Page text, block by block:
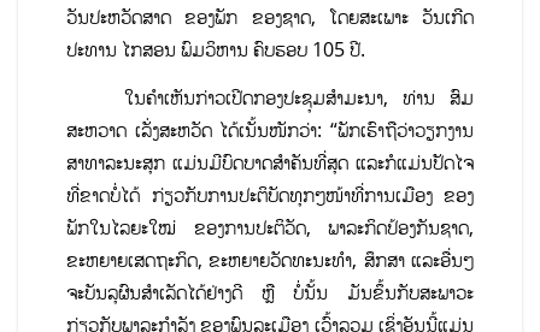
ວັນປະຫວັດສາດ ຂອງພັກ ຂອງຊາດ, ໂດຍສະເພາະ ວັນເກີດ
ປະທານ ໄກສອນ ພົມວິຫານ ຄົບຮອບ 105 ປີ.
ໃນຄຳເຫັນກ່າວເປີດກອງປະຊຸມສຳມະນາ, ທ່ານ ສົມ
ສະຫວາດ ເລັ່ງສະຫວັດ ໄດ້ເນັ້ນໜັກວ່າ: “ພັກເຮົາຖືວ່າວຽກງານ
ສາທາລະນະສຸກ ແມ່ນມີບົດບາດສໍາຄັນທີ່ສຸດ ແລະກໍແມ່ນປັດໄຈ
ທີ່ຂາດບໍ່ໄດ້ ກ່ຽວກັບການປະຕິບັດທຸກໆໜ້າທີ່ການເມືອງ ຂອງ
ພັກໃນໄລຍະໃໝ່ ຂອງການປະຕິວັດ, ພາລະກິດປ້ອງກັນຊາດ,
ຂະຫຍາຍເສດຖະກິດ, ຂະຫຍາຍວັດທະນະທໍາ, ສຶກສາ ແລະອື່ນໆ
ຈະບັນລຸຜົນສໍາເລັດໄດ້ຢ່າງດີ ຫຼື ບໍ່ນັ້ນ ມັນຂຶ້ນກັບສະພາວະ
ກ່ຽວກັບພາລະກຳລັງ ຂອງພົນລະເມືອງ ເວົ້າລວມ ເຊິ່ງອັນນີ້ແມ່ນ